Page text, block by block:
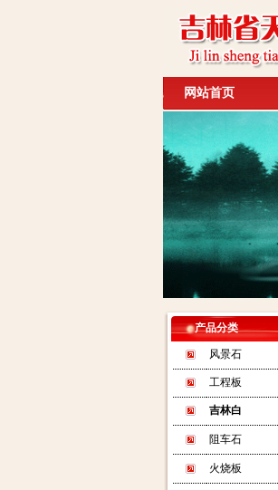
网站首页
产品分类
风景石
工程板
吉林白
阻车石
火烧板